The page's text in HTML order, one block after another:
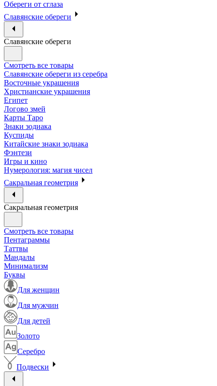
Обереги от сглаза
Славянские обереги
Славянские обереги
Смотреть все товары
Славянские обереги из серебра
Восточные украшения
Христианские украшения
Египет
Логово змей
Карты Таро
Знаки зодиака
Куспиды
Китайские знаки зодиака
Фэнтези
Игры и кино
Нумерология: магия чисел
Сакральная геометрия
Сакральная геометрия
Смотреть все товары
Пентаграммы
Таттвы
Мандалы
Минимализм
Буквы
Для женщин
Для мужчин
Для детей
Золото
Серебро
Подвески